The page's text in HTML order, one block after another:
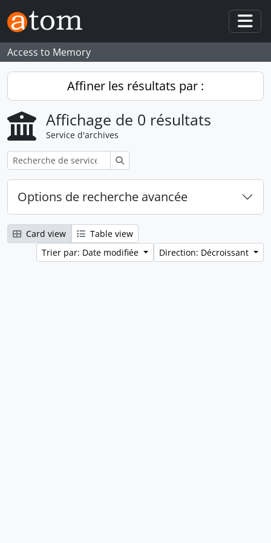
Skip to main content
Access to Memory
Affiner les résultats par :
Affichage de 0 résultats
Service d'archives
Options de recherche avancée
Card view
Table view
Trier par: Date modifiée
Direction: Décroissant